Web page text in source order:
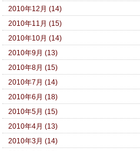
2010年12月 (14)
2010年11月 (15)
2010年10月 (14)
2010年9月 (13)
2010年8月 (15)
2010年7月 (14)
2010年6月 (18)
2010年5月 (15)
2010年4月 (13)
2010年3月 (14)